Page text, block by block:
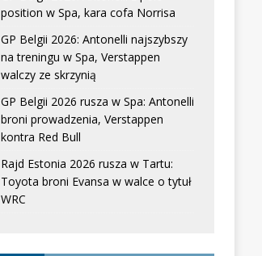
position w Spa, kara cofa Norrisa
GP Belgii 2026: Antonelli najszybszy
na treningu w Spa, Verstappen
walczy ze skrzynią
GP Belgii 2026 rusza w Spa: Antonelli
broni prowadzenia, Verstappen
kontra Red Bull
Rajd Estonia 2026 rusza w Tartu:
Toyota broni Evansa w walce o tytuł
WRC